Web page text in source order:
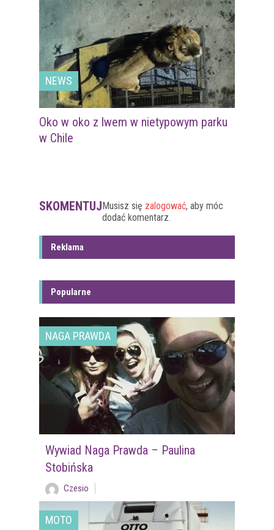
NEWS
Oko w oko z lwem w nietypowym parku
w Chile
SKOMENTUJMusisz się zalogować, aby móc
dodać komentarz.
Reklama
Popularne
NAGA PRAWDA
Wywiad Naga Prawda – Paulina
Stobińska
Czesio
MOTO